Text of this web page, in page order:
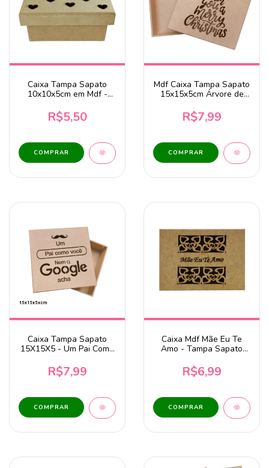
Caixa Tampa Sapato
10x10x5cm em Mdf -
R$5,50
Mdf Caixa Tampa Sapato
15x15x5cm Árvore de
R$7,99
Caixa Tampa Sapato
15X15X5 - Um Pai Como
Acha - MDF
R$7,99
Caixa Mdf Mãe Eu Te
Amo - Tampa Sapato
R$6,99